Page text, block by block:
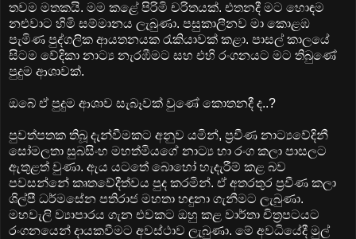
තවම මතකයි. මම කළේ පිරිමි චරිතයක්‌. එතනදී මට හොඳම
නළුවාට හිමි සම්මානය ලැබුණා. පසුකාලීනව මා කොළඹ
පැමිණ පුද්ගලික ආයතනයක රැකියාවක්‌ කළා. පාසල් කාලයේ
සිටම වේදිකා නාට්‍ය නැරඹීමට සහ එහි රංගනයට මට තිබුණේ
පුදුම ආශාවක්‌.
ඔබේ ඒ පුදුම ආශාව සැබෑවක්‌ වුණේ කොතනදී ද..?
පුවත්පතක තිබූ දැන්වීමකට අනුව යමින්, ප්‍රවීණ නාට්‍යවේදිනී
සෝමලතා සුබසිංහ මහත්මියගේ නාට්‍ය හා රංග කලා පාසලට
ඇතුළත් වුණා. ඇය යටතේ බොහෝ හැදැරීම් කළ බව
පවසන්නේ කෘතවේදීත්වය පුද කරමින්. ඒ අතරතුර ප්‍රවීණ කලා
ශිල්පී ධර්මසේන පතිරාජ මහතා හඳුනා ගැනීමට ලැබුණා.
මහවැලි ව්‍යාපාරය ගැන එවකට ඔහු කළ වාර්තා චිත්‍රපටයට
රංගනයෙන් දායකවීමට අවස්‌ථාව ලැබුණා. මේ අවධියේදී මුල්